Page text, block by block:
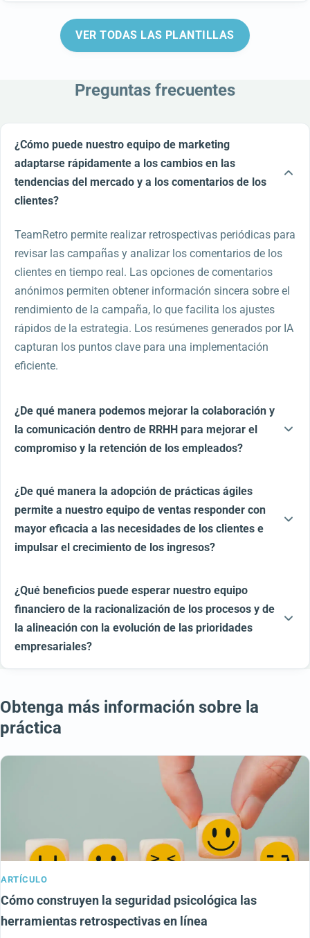
VER TODAS LAS PLANTILLAS
Preguntas frecuentes
¿Cómo puede nuestro equipo de marketing
adaptarse rápidamente a los cambios en las
tendencias del mercado y a los comentarios de los
clientes?
TeamRetro permite realizar retrospectivas periódicas para
revisar las campañas y analizar los comentarios de los
clientes en tiempo real. Las opciones de comentarios
anónimos permiten obtener información sincera sobre el
rendimiento de la campaña, lo que facilita los ajustes
rápidos de la estrategia. Los resúmenes generados por IA
capturan los puntos clave para una implementación
eficiente.
¿De qué manera podemos mejorar la colaboración y
la comunicación dentro de RRHH para mejorar el
compromiso y la retención de los empleados?
¿De qué manera la adopción de prácticas ágiles
permite a nuestro equipo de ventas responder con
mayor eficacia a las necesidades de los clientes e
impulsar el crecimiento de los ingresos?
¿Qué beneficios puede esperar nuestro equipo
financiero de la racionalización de los procesos y de
la alineación con la evolución de las prioridades
empresariales?
Obtenga más información sobre la
práctica
ARTÍCULO
Cómo construyen la seguridad psicológica las
herramientas retrospectivas en línea